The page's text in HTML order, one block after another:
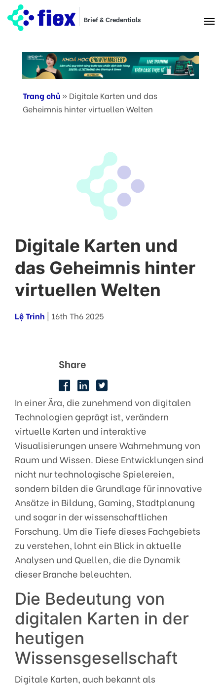
Brief & Credentials
Trang chủ » Digitale Karten und das
Geheimnis hinter virtuellen Welten
Digitale Karten und
das Geheimnis hinter
virtuellen Welten
Lệ Trinh | 16th Th6 2025
Share
In einer Ära, die zunehmend von digitalen
Technologien geprägt ist, verändern
virtuelle Karten und interaktive
Visualisierungen unsere Wahrnehmung von
Raum und Wissen. Diese Entwicklungen sind
nicht nur technologische Spielereien,
sondern bilden die Grundlage für innovative
Ansätze in Bildung, Gaming, Stadtplanung
und sogar in der wissenschaftlichen
Forschung. Um die Tiefe dieses Fachgebiets
zu verstehen, lohnt ein Blick in aktuelle
Analysen und Quellen, die die Dynamik
dieser Branche beleuchten.
Die Bedeutung von
digitalen Karten in der
heutigen
Wissensgesellschaft
Digitale Karten, auch bekannt als